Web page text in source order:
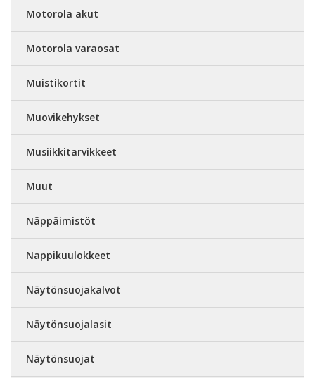
Motorola akut
Motorola varaosat
Muistikortit
Muovikehykset
Musiikkitarvikkeet
Muut
Näppäimistöt
Nappikuulokkeet
Näytönsuojakalvot
Näytönsuojalasit
Näytönsuojat